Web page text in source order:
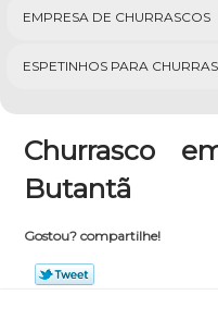
EMPRESA DE CHURRASCOS
ESPETINHOS PARA
Churrasco
Butantã
Gostou? compartilhe!